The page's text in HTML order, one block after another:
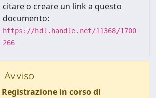
citare o creare un link a questo
documento:
https://hdl.handle.net/11368/1700
266
Avviso
Registrazione in corso di